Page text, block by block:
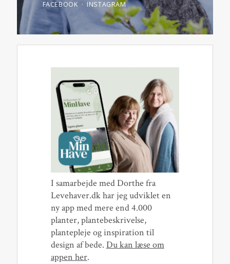
FACEBOOK INSTAGRAM
I samarbejde med Dorthe fra
Levehaver.dk har jeg udviklet en
ny app med mere end 4.000
planter, plantebeskrivelse,
plantepleje og inspiration til
design af bede. Du kan læse om
appen her.